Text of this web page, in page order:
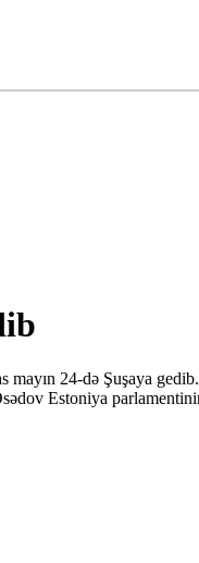
24-də Şuşaya
Estoniya